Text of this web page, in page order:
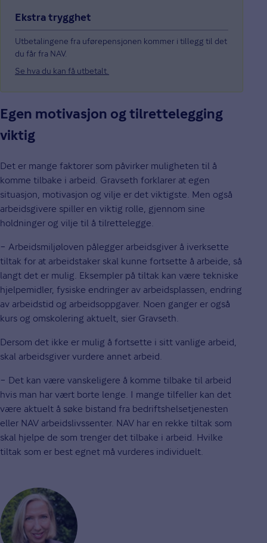
Ekstra trygghet
Utbetalingene fra uførepensjonen kommer i tillegg til det
du får fra NAV.
Se hva du kan få utbetalt.
Egen motivasjon og tilrettelegging
viktig
Det er mange faktorer som påvirker muligheten til å
komme tilbake i arbeid. Gravseth forklarer at egen
situasjon, motivasjon og vilje er det viktigste. Men også
arbeidsgivere spiller en viktig rolle, gjennom sine
holdninger og vilje til å tilrettelegge.
− Arbeidsmiljøloven pålegger arbeidsgiver å iverksette
tiltak for at arbeidstaker skal kunne fortsette å arbeide, så
langt det er mulig. Eksempler på tiltak kan være tekniske
hjelpemidler, fysiske endringer av arbeidsplassen, endring
av arbeidstid og arbeidsoppgaver. Noen ganger er også
kurs og omskolering aktuelt, sier Gravseth.
Dersom det ikke er mulig å fortsette i sitt vanlige arbeid,
skal arbeidsgiver vurdere annet arbeid.
− Det kan være vanskeligere å komme tilbake til arbeid
hvis man har vært borte lenge. I mange tilfeller kan det
være aktuelt å søke bistand fra bedriftshelsetjenesten
eller NAV arbeidslivssenter. NAV har en rekke tiltak som
skal hjelpe de som trenger det tilbake i arbeid. Hvilke
tiltak som er best egnet må vurderes individuelt.